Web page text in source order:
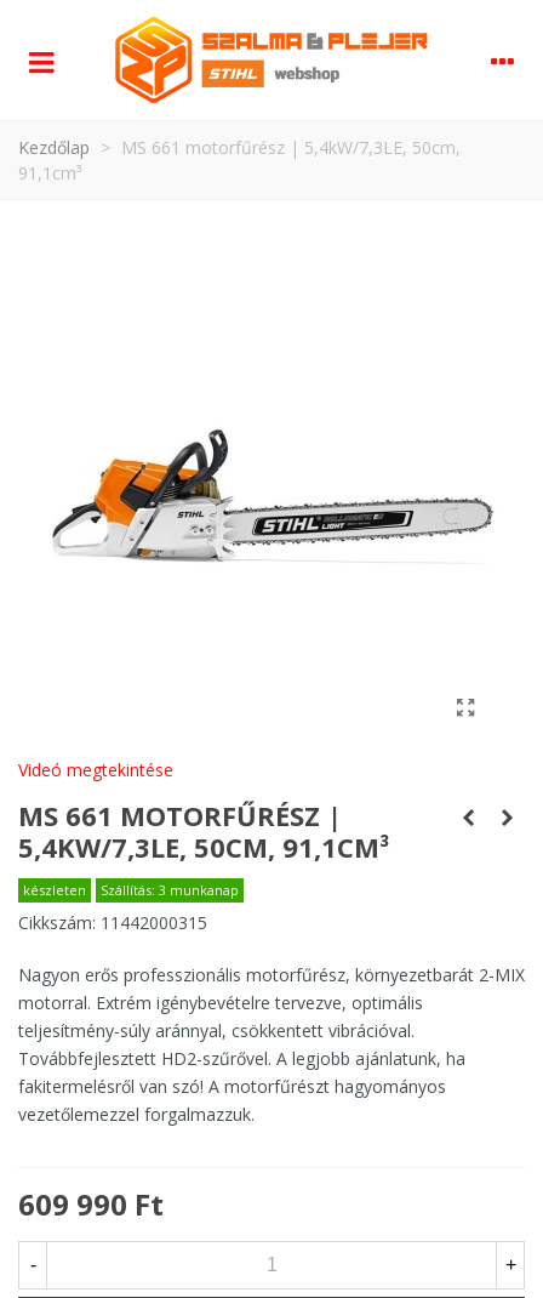
Kezdőlap >
MS 661 motorfűrész | 5,4kW/7,3LE, 50cm,
91,1cm³
Videó megtekintése
MS 661 MOTORFŰRÉSZ |
5,4KW/7,3LE, 50CM, 91,1CM³
készleten Szállítás: 3 munkanap
Cikkszám: 11442000315
Nagyon erős professzionális motorfűrész, környezetbarát 2-MIX
motorral. Extrém igénybevételre tervezve, optimális
teljesítmény-súly aránnyal, csökkentett vibrációval.
Továbbfejlesztett HD2-szűrővel. A legjobb ajánlatunk, ha
fakitermelésről van szó! A motorfűrészt hagyományos
vezetőlemezzel forgalmazzuk.
609 990 Ft
- +